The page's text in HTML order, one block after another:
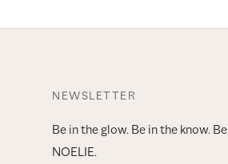
NEWSLETTER
Be in the glow. Be in the know. Be
NOELIE.